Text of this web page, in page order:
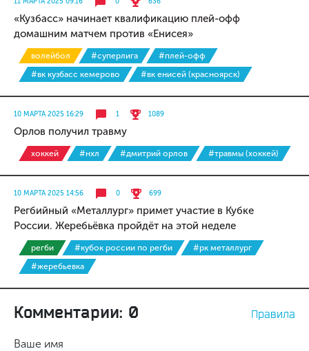
«Кузбасс» начинает квалификацию плей-офф
домашним матчем против «Енисея»
волейбол #суперлига
#плей-офф
#вк кузбасс кемерово
#вк енисей (красноярск)
10 МАРТА 2025 16:29 1 1089
Орлов получил травму
хоккей #нхл #дмитрий орлов #травмы (хоккей)
10 МАРТА 2025 14:56 0 699
Регбийный «Металлург» примет участие в Кубке
России. Жеребьёвка пройдёт на этой неделе
регби #кубок россии по регби
#рк металлург
#жеребьевка
Комментарии: 0 Правила
Ваше имя